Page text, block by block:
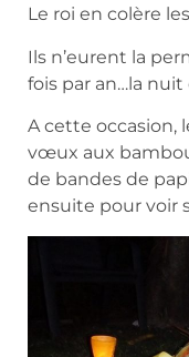
Le roi en colère
Ils n’eurent la
fois par an…la nuit
A cette occasion,
vœux aux
de bandes de
ensuite pour voir